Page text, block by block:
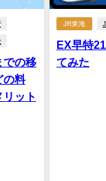
での移
料
ット
JR東海
EX早特
てみた